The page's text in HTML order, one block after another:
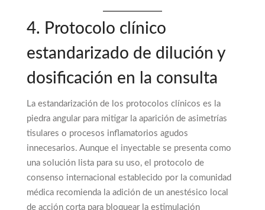
4. Protocolo clínico
estandarizado de dilución y
dosificación en la consulta
La estandarización de los protocolos clínicos es la
piedra angular para mitigar la aparición de asimetrías
tisulares o procesos inflamatorios agudos
innecesarios. Aunque el inyectable se presenta como
una solución lista para su uso, el protocolo de
consenso internacional establecido por la comunidad
médica recomienda la adición de un anestésico local
de acción corta para bloquear la estimulación